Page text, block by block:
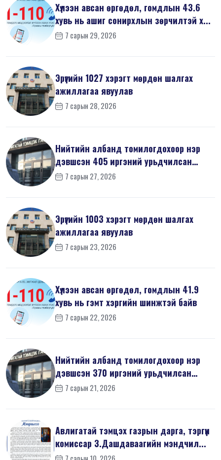
Хүлээн авсан өргөдөл, гомдлын 43.6
хувь нь ашиг сонирхлын зөрчилтэй х...
7 сарын 29, 2026
Эрүүгийн 1027 хэрэгт мөрдөн шалгах
ажиллагаа явуулав
7 сарын 28, 2026
Нийтийн албанд томилогдохоор нэр
дэвшсэн 405 иргэний урьдчилсан
мэдүүл...
7 сарын 27, 2026
Эрүүгийн 1003 хэрэгт мөрдөн шалгах
ажиллагаа явуулав
7 сарын 23, 2026
Хүлээн авсан өргөдөл, гомдлын 41.9
хувь нь гэмт хэргийн шинжтэй байв
7 сарын 22, 2026
Нийтийн албанд томилогдохоор нэр
дэвшсэн 370 иргэний урьдчилсан
мэдүүл...
7 сарын 21, 2026
Авлигатай тэмцэх газрын дарга, тэргүүн
комиссар З.Дашдаваагийн мэндчил...
7 сарын 10, 2026